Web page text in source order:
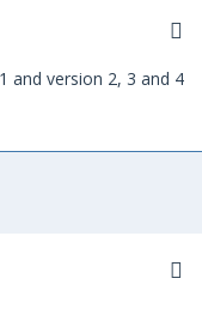
and version 2, 3 and 4